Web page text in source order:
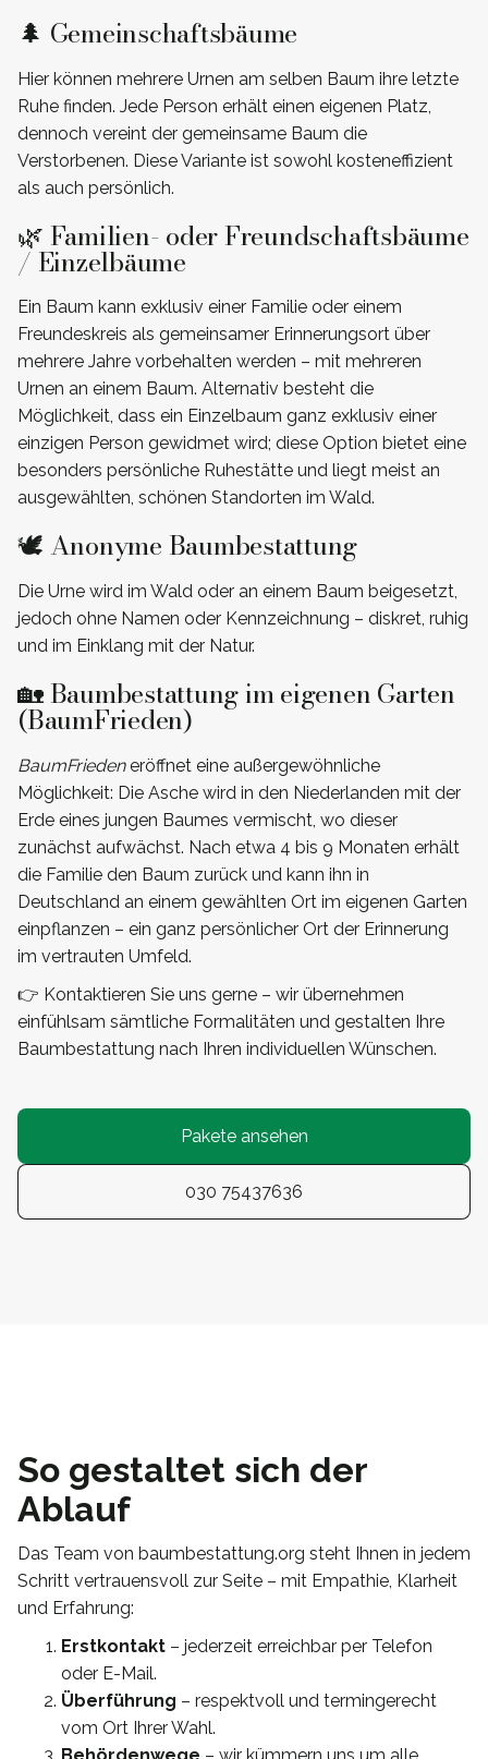
🌲 Gemeinschaftsbäume
Hier können mehrere Urnen am selben Baum ihre letzte
Ruhe finden. Jede Person erhält einen eigenen Platz,
dennoch vereint der gemeinsame Baum die
Verstorbenen. Diese Variante ist sowohl kosteneffizient
als auch persönlich.
🌿 Familien- oder Freundschaftsbäume
/ Einzelbäume
Ein Baum kann exklusiv einer Familie oder einem
Freundeskreis als gemeinsamer Erinnerungsort über
mehrere Jahre vorbehalten werden – mit mehreren
Urnen an einem Baum. Alternativ besteht die
Möglichkeit, dass ein Einzelbaum ganz exklusiv einer
einzigen Person gewidmet wird; diese Option bietet eine
besonders persönliche Ruhestätte und liegt meist an
ausgewählten, schönen Standorten im Wald.
🕊️ Anonyme Baumbestattung
Die Urne wird im Wald oder an einem Baum beigesetzt,
jedoch ohne Namen oder Kennzeichnung – diskret, ruhig
und im Einklang mit der Natur.
🏡 Baumbestattung im eigenen Garten
(BaumFrieden)
BaumFriedeneröffnet eine außergewöhnliche
Möglichkeit: Die Asche wird in den Niederlanden mit der
Erde eines jungen Baumes vermischt, wo dieser
zunächst aufwächst. Nach etwa 4 bis 9 Monaten erhält
die Familie den Baum zurück und kann ihn in
Deutschland an einem gewählten Ort im eigenen Garten
einpflanzen – ein ganz persönlicher Ort der Erinnerung
im vertrauten Umfeld.
👉 Kontaktieren Sie uns gerne – wir übernehmen
einfühlsam sämtliche Formalitäten und gestalten Ihre
Baumbestattung nach Ihren individuellen Wünschen.
Pakete ansehen
030 75437636
So gestaltet sich der
Ablauf
Das Team von baumbestattung.org steht Ihnen in jedem
Schritt vertrauensvoll zur Seite – mit Empathie, Klarheit
und Erfahrung:
Erstkontakt – jederzeit erreichbar per Telefon
oder E-Mail.
Überführung – respektvoll und termingerecht
vom Ort Ihrer Wahl.